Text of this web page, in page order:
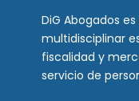
DiG Abogados
multidisciplinar
fiscalidad y
servicio de